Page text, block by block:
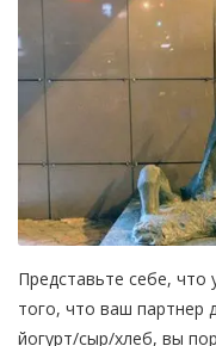
Представьте себе, что
того, что ваш партнер
йогурт/сыр/хлеб, вы